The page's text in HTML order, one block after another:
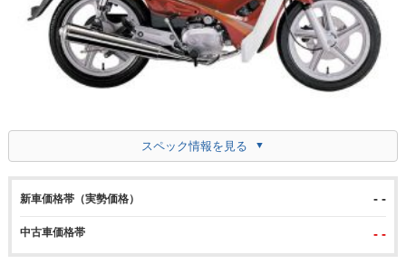
スペック情報を見る
新車価格帯（実勢価格） - -
中古車価格帯 - -